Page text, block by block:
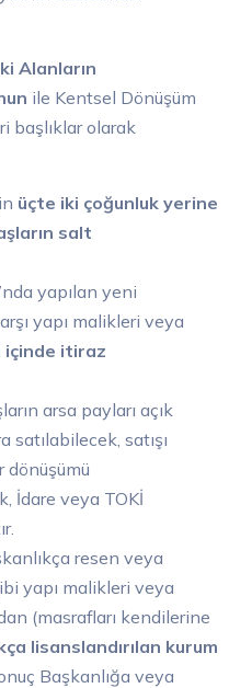
Alanların
ile Kentsel Dönüşüm
başlıklar olarak
üçte iki çoğunluk yerine
salt
yapılan yeni
yapı malikleri veya
içinde itiraz
arsa payları açık
satılabilecek, satışı
dönüşümü
İdare veya TOKİ
resen veya
yapı malikleri veya
(masrafları kendilerine
lisanslandırılan kurum
Başkanlığa veya